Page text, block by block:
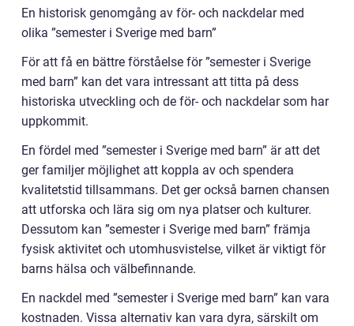
En historisk genomgång av för- och nackdelar med
olika ”semester i Sverige med barn”
För att få en bättre förståelse för ”semester i Sverige
med barn” kan det vara intressant att titta på dess
historiska utveckling och de för- och nackdelar som har
uppkommit.
En fördel med ”semester i Sverige med barn” är att det
ger familjer möjlighet att koppla av och spendera
kvalitetstid tillsammans. Det ger också barnen chansen
att utforska och lära sig om nya platser och kulturer.
Dessutom kan ”semester i Sverige med barn” främja
fysisk aktivitet och utomhusvistelse, vilket är viktigt för
barns hälsa och välbefinnande.
En nackdel med ”semester i Sverige med barn” kan vara
kostnaden. Vissa alternativ kan vara dyra, särskilt om